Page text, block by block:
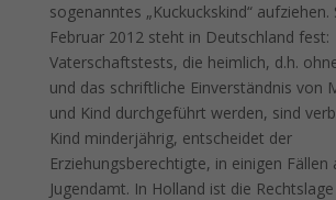
sogenanntes „Kuckuckskind“ aufziehen.
Februar 2012 steht in Deutschland fest:
Vaterschaftstests, die heimlich, d.h.
und das schriftliche Einverständnis von
und Kind durchgeführt werden, sind
Kind minderjährig, entscheidet der
Erziehungsberechtigte, in einigen Fällen
Jugendamt. In Holland ist die